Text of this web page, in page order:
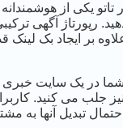
تاتو یکی از
رپورتاژ آگهی
بر ایجاد بک لینک
شما در یک سایت
جلب می کنید.
تبدیل آنها به